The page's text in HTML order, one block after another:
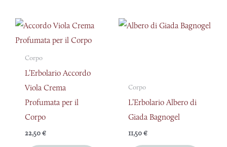
Corpo
L’Erbolario Accordo
Viola Crema
Profumata per il
Corpo
22,50€
Corpo
L’Erbolario Albero di
Giada Bagnogel
11,50€